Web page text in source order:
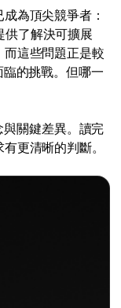
為頂尖競爭者：
了解決可擴展
這些問題正是較
臨的挑戰。但哪一
與關鍵差異。讀完
更清晰的判斷。